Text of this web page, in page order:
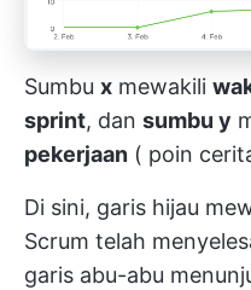
Sumbu x mewakili
sprint, dan sumbu y
pekerjaan ( poin
Di sini, garis hijau
Scrum telah
garis abu-abu